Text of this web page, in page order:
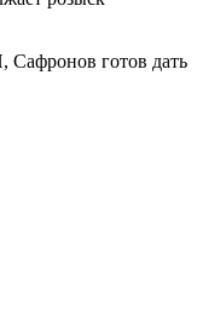
готов дать